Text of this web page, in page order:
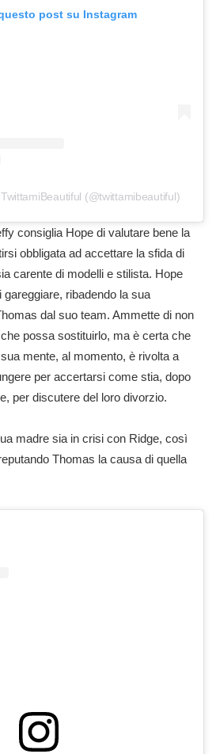
post su Instagram
(@twittamibeautiful)
consiglia Hope di valutare bene la
obbligata ad accettare la sfida di
carente di modelli e stilista. Hope
ribadendo la sua
dal suo team. Ammette di non
possa sostituirlo, ma è certa che
mente, al momento, è rivolta a
per accertarsi come stia, dopo
per discutere del loro divorzio.
madre sia in crisi con Ridge, così
Thomas la causa di quella